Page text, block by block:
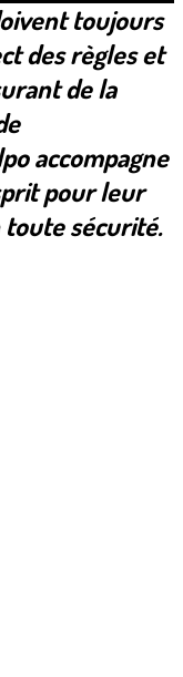
toujours
des règles et
de la
accompagne
pour leur
sécurité.